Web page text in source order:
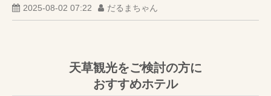
2025-08-02 07:22 だるまちゃん
天草観光をご検討の方に
おすすめホテル